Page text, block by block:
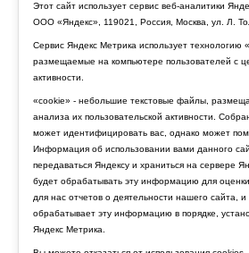
Этот сайт использует сервис веб-аналитики
ООО «Яндекс», 119021, Россия, Москва, ул. Л.
Сервис Яндекс Метрика использует
размещаемые на компьютере пользователей с
активности.
«cookie» - небольшие текстовые файлы,
анализа их пользовательской активности.
может идентифицировать вас, однако может
Информация об использовании вами данного
передаваться Яндексу и храниться на сервере
будет обрабатывать эту информацию для
для нас отчетов о деятельности нашего сайта, и
обрабатывает эту информацию в порядке,
Яндекс Метрика.